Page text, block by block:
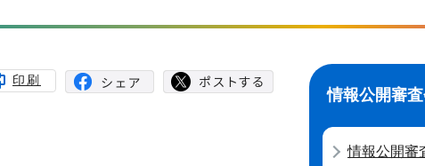
印刷
情報公開審
情報公開審